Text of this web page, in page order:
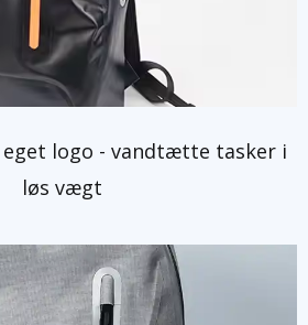
eget logo - vandtætte tasker i
løs vægt